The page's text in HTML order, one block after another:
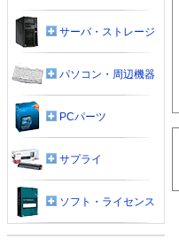
サーバ・ストレージ
パソコン・周辺機器
PCパーツ
サプライ
ソフト・ライセンス